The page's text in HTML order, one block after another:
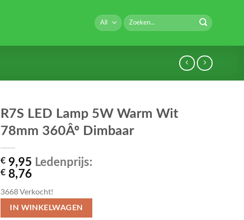
Zoeken
naar:
R7S LED Lamp 5W Warm Wit
78mm 360Âº Dimbaar
€9,95 Ledenprijs:
€8,76
3668 Verkocht!
IN WINKELWAGEN